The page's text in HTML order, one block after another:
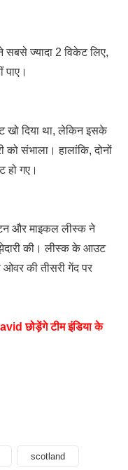
सबसे ज्यादा 2 विकेट लिए,
पाए।
खो दिया था, लेकिन इसके
संभाला। हालांकि, दोनों
हो गए।
और माइकल लीस्क ने
की। लीस्क के आउट
ओवर की तीसरी गेंद पर
छोड़ेंगे टीम इंडिया के
scotland